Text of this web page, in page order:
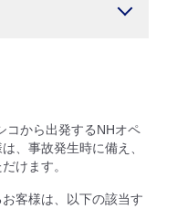
コから出発するNHオペ
、事故発生時に備え、
けます。
客様は、以下の該当す